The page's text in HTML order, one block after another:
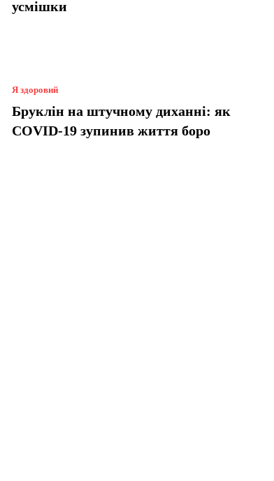
усмішки
Я здоровий
Бруклін на штучному диханні: як
COVID-19 зупинив життя боро